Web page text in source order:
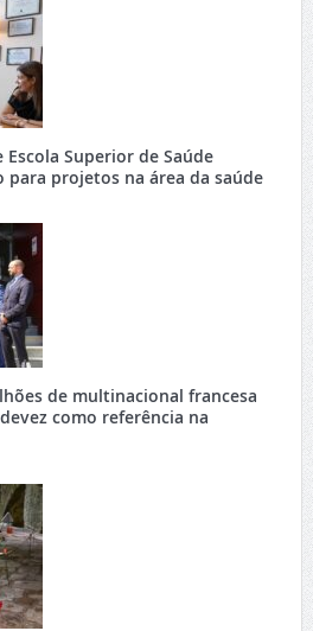
Escola Superior de Saúde
projetos na área da saúde
de multinacional francesa
como referência na